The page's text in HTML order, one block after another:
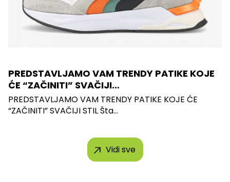
PREDSTAVLJAMO VAM TRENDY PATIKE KOJE
ĆE “ZAČINITI” SVAČIJI…
PREDSTAVLJAMO VAM TRENDY PATIKE KOJE ĆE
“ZAČINITI” SVAČIJI STIL Šta...
Vidi sve